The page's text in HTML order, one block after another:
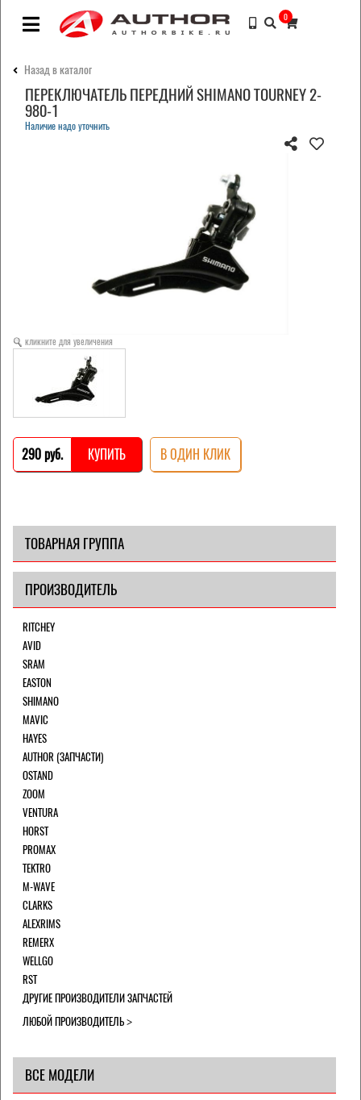
0
Назад в каталог
ПЕРЕКЛЮЧАТЕЛЬ ПЕРЕДНИЙ SHIMANO TOURNEY 2-
980-1
Наличие надо уточнить
кликните для увеличения
290 pуб. КУПИТЬ В ОДИН КЛИК
ТОВАРНАЯ ГРУППА
ПРОИЗВОДИТЕЛЬ
RITCHEY
AVID
SRAM
EASTON
SHIMANO
MAVIC
HAYES
AUTHOR (ЗАПЧАСТИ)
OSTAND
ZOOM
VENTURA
HORST
PROMAX
TEKTRO
M-WAVE
CLARKS
ALEXRIMS
REMERX
WELLGO
RST
ДРУГИЕ ПРОИЗВОДИТЕЛИ ЗАПЧАСТЕЙ
ЛЮБОЙ ПРОИЗВОДИТЕЛЬ
ВСЕ МОДЕЛИ